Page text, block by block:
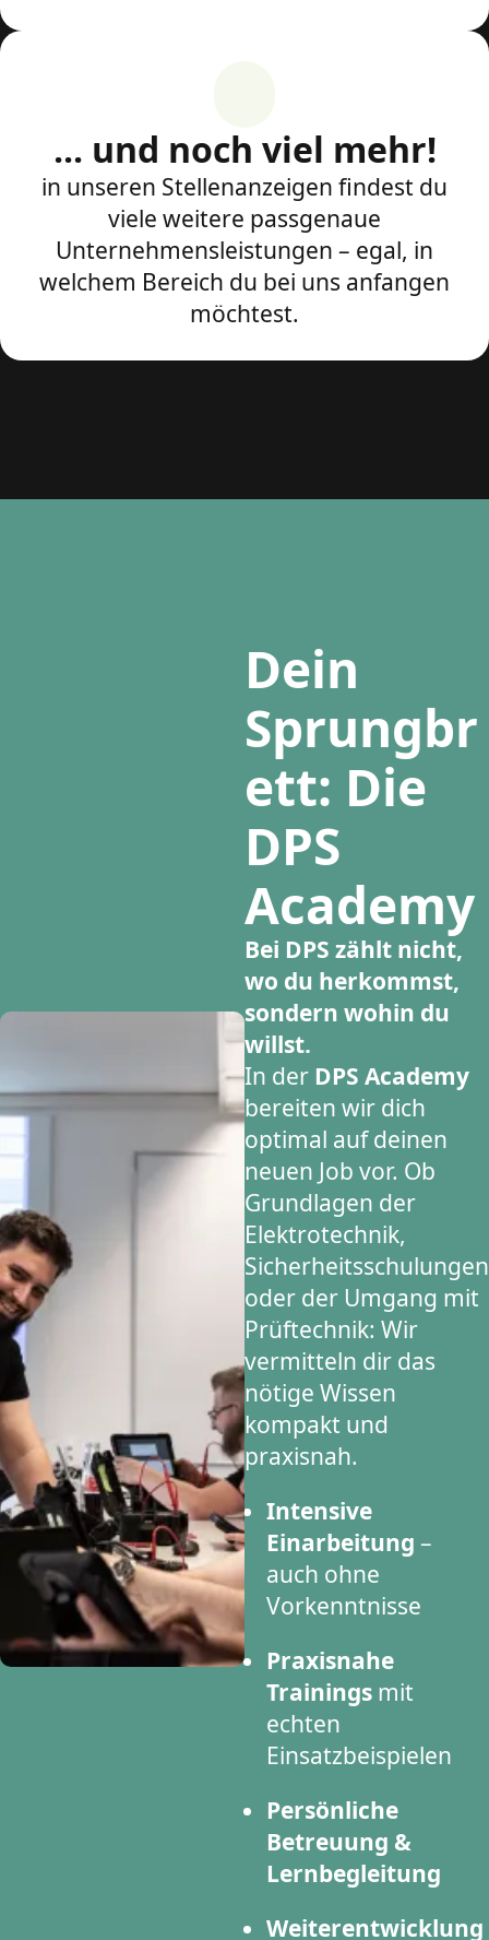
... und noch viel mehr!
in unseren Stellenanzeigen findest du
viele weitere passgenaue
Unternehmensleistungen – egal, in
welchem Bereich du bei uns anfangen
möchtest.
Dein
Sprungbr
ett: Die
DPS
Academy
Bei DPS zählt nicht,
wo du herkommst,
sondern wohin du
willst.
In der DPS Academy
bereiten wir dich
optimal auf deinen
neuen Job vor. Ob
Grundlagen der
Elektrotechnik,
Sicherheitsschulungen
oder der Umgang mit
Prüftechnik: Wir
vermitteln dir das
nötige Wissen
kompakt und
praxisnah.
Intensive
Einarbeitung –
auch ohne
Vorkenntnisse
Praxisnahe
Trainings mit
echten
Einsatzbeispielen
Persönliche
Betreuung &
Lernbegleitung
Weiterentwicklung